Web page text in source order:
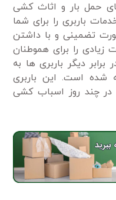
حمل بار و اثاث کشی
باربری را برای شما
تضمینی و با داشتن
زیادی را برای هموطنان
دیگر باربری ها به
شده است. این باربری
در چند روز اسباب کشی